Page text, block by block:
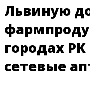
Львиную
городах
сетевые